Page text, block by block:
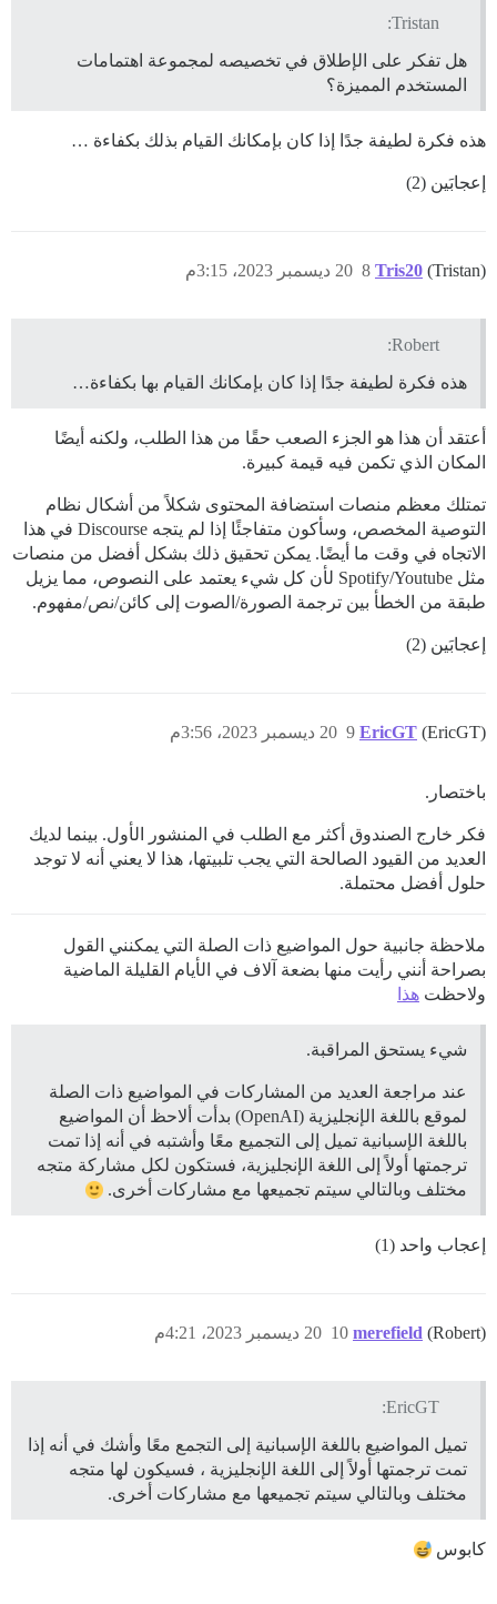
Tristan:
هل تفكر على الإطلاق في تخصيصه لمجموعة اهتمامات
المستخدم المميزة؟
هذه فكرة لطيفة جدًا إذا كان بإمكانك القيام بذلك بكفاءة …
إعجابَين (2)
Tris20 (Tristan) 20 ديسمبر 2023، 3:15م 8
Robert:
هذه فكرة لطيفة جدًا إذا كان بإمكانك القيام بها بكفاءة…
أعتقد أن هذا هو الجزء الصعب حقًا من هذا الطلب، ولكنه أيضًا
المكان الذي تكمن فيه قيمة كبيرة.
تمتلك معظم منصات استضافة المحتوى شكلاً من أشكال نظام
التوصية المخصص، وسأكون متفاجئًا إذا لم يتجه Discourse في هذا
الاتجاه في وقت ما أيضًا. يمكن تحقيق ذلك بشكل أفضل من منصات
مثل Spotify/Youtube لأن كل شيء يعتمد على النصوص، مما يزيل
طبقة من الخطأ بين ترجمة الصورة/الصوت إلى كائن/نص/مفهوم.
إعجابَين (2)
EricGT (EricGT) 20 ديسمبر 2023، 3:56م 9
باختصار.
فكر خارج الصندوق أكثر مع الطلب في المنشور الأول. بينما لديك
العديد من القيود الصالحة التي يجب تلبيتها، هذا لا يعني أنه لا توجد
حلول أفضل محتملة.
ملاحظة جانبية حول المواضيع ذات الصلة التي يمكنني القول
بصراحة أنني رأيت منها بضعة آلاف في الأيام القليلة الماضية
ولاحظت هذا
شيء يستحق المراقبة.
عند مراجعة العديد من المشاركات في المواضيع ذات الصلة
لموقع باللغة الإنجليزية (OpenAI) بدأت ألاحظ أن المواضيع
باللغة الإسبانية تميل إلى التجميع معًا وأشتبه في أنه إذا تمت
ترجمتها أولاً إلى اللغة الإنجليزية، فستكون لكل مشاركة متجه
مختلف وبالتالي سيتم تجميعها مع مشاركات أخرى.
إعجاب واحد (1)
merefield (Robert) 20 ديسمبر 2023، 4:21م 10
EricGT:
تميل المواضيع باللغة الإسبانية إلى التجمع معًا وأشك في أنه إذا
تمت ترجمتها أولاً إلى اللغة الإنجليزية ، فسيكون لها متجه
مختلف وبالتالي سيتم تجميعها مع مشاركات أخرى.
كابوس